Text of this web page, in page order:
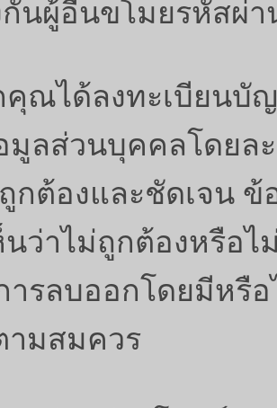
กันผู้อื่นขโมยรหัสผ่
คุณได้ลงทะเบียน
มูลส่วนบุคคลโดยล
กต้องและชัดเจน ข้
นว่าไม่ถูกต้องหรือ
ารลบออกโดยมีหรื
ามสมควร